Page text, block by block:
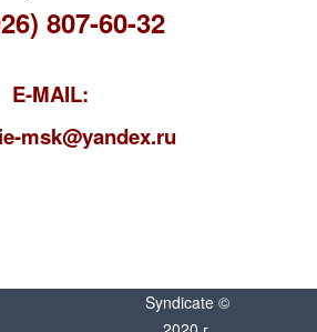
807-60-32
E-MAIL:
msk@yandex.ru
Syndicate ©